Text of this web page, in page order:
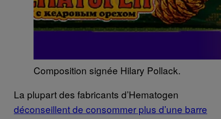
Composition signée Hilary Pollack.
La plupart des fabricants d’Hematogen
déconseillent de consommer plus d’une barre